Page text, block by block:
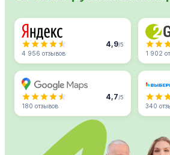
4,9/5
4 956 отзывов 1 902
4,7/5
180 отзывов 340